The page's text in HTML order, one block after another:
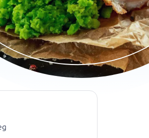
fish and chips, krokante